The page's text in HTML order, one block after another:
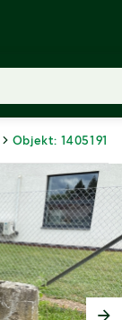
Objekt: 1405191